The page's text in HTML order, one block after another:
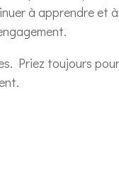
à apprendre et
Priez toujours